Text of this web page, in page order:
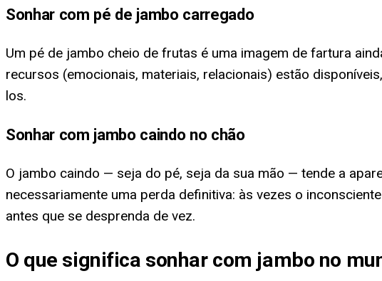
Sonhar com pé de jambo carregado
Um pé de jambo cheio de frutas é uma imagem de fartura
recursos (emocionais, materiais, relacionais) estão
los.
Sonhar com jambo caindo no chão
O jambo caindo — seja do pé, seja da sua mão — tende a
necessariamente uma perda definitiva: às vezes o
antes que se desprenda de vez.
O que significa sonhar com jambo no